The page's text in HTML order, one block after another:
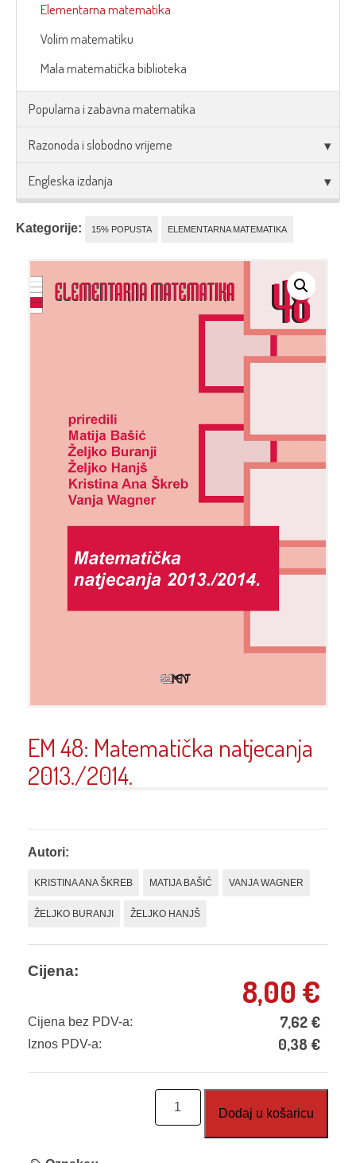
Elementarna matematika
Volim matematiku
Mala matematička biblioteka
Popularna i zabavna matematika
Razonoda i slobodno vrijeme
Engleska izdanja
Kategorije: 15% POPUSTA ELEMENTARNA MATEMATIKA
EM 48: Matematička natjecanja
2013./2014.
Autori:
KRISTINA ANA ŠKREB MATIJA BAŠIĆ VANJA WAGNER
ŽELJKO BURANJI ŽELJKO HANJŠ
Cijena:
8,00 €
Cijena bez PDV-a: 7,62 €
Iznos PDV-a: 0,38 €
Matematička
Dodaj u košaricu